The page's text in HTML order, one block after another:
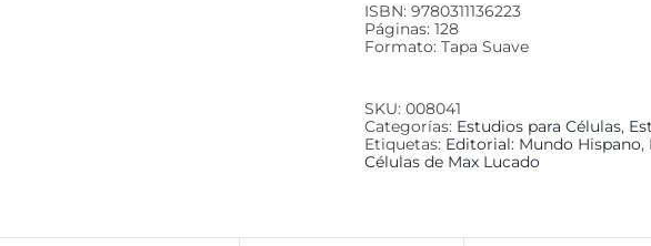
ISBN: 9780311136223
Páginas: 128
Formato: Tapa Suave
SKU: 008041
Categorías: Estudios para Células,
Etiquetas: Editorial: Mundo Hispano,
Células de Max Lucado